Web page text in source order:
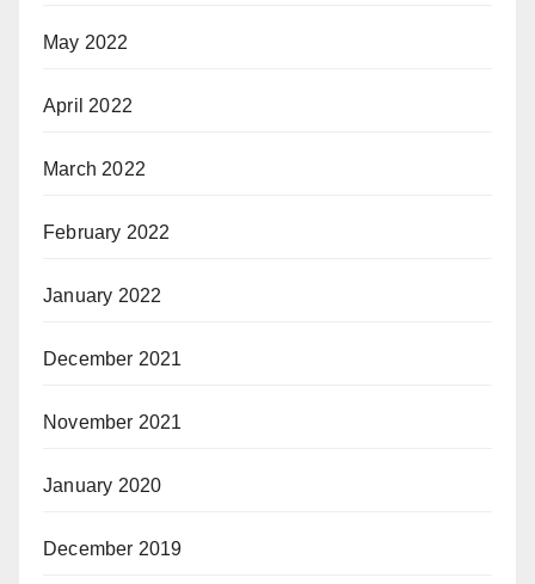
May 2022
April 2022
March 2022
February 2022
January 2022
December 2021
November 2021
January 2020
December 2019